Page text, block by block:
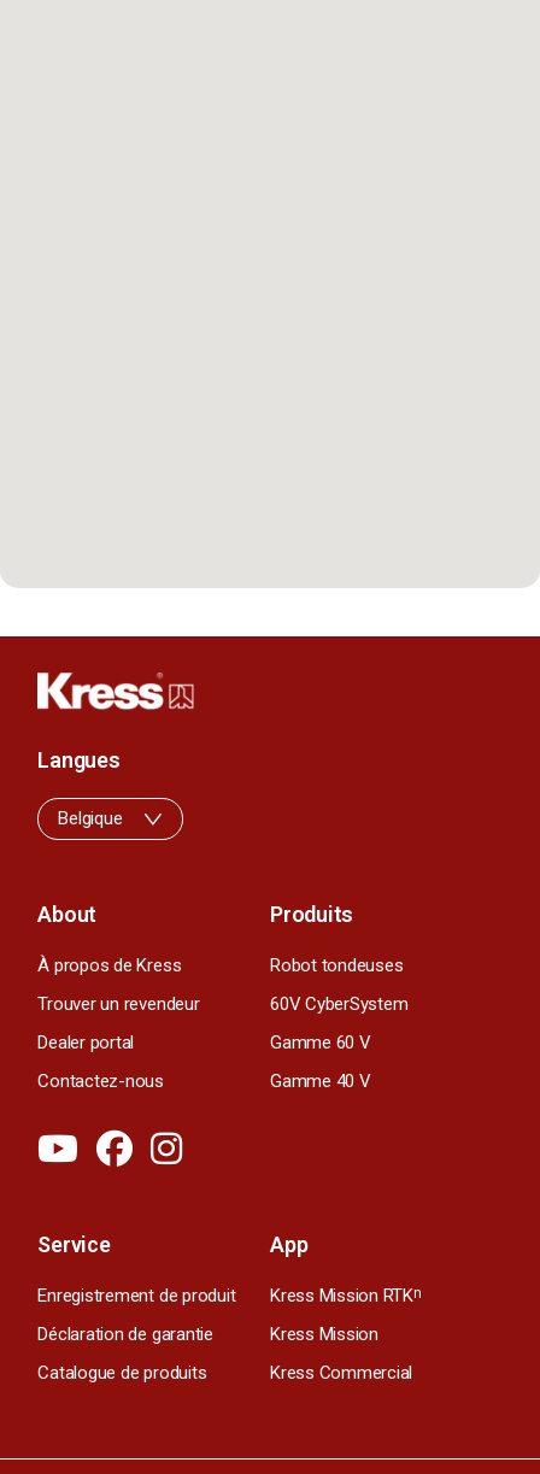
About
À propos de Kress
Trouver un revendeur
Dealer portal
Contactez-nous
Produits
Robot tondeuses
60V CyberSystem
Gamme 60 V
Gamme 40 V
Service
Enregistrement de produit
Déclaration de garantie
Catalogue de produits
App
Kress Mission RTKn
Kress Mission
Kress Commercial
Langues
Belgique